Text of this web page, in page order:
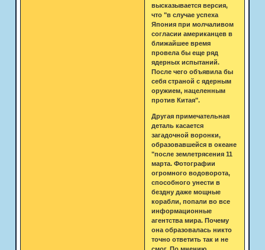
высказывается версия,
что "в случае успеха
Япония при молчаливом
согласии американцев в
ближайшее время
провела бы еще ряд
ядерных испытаний.
После чего объявила бы
себя страной с ядерным
оружием, нацеленным
против Китая".
Другая примечательная
деталь касается
загадочной воронки,
образовавшейся в океане
"после землетрясения 11
марта. Фотографии
огромного водоворота,
способного унести в
бездну даже мощные
корабли, попали во все
информационные
агентства мира. Почему
она образовалась никто
точно ответить так и не
смог. По мнению